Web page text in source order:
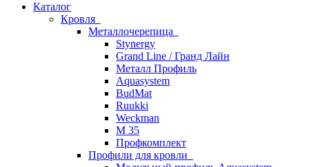
Каталог
Кровля
Металлочерепица
Stynergy
Grand Line / Гранд Лайн
Металл Профиль
Aquasystem
BudMat
Ruukki
Weckman
М 35
Профкомплект
Профили для кровли